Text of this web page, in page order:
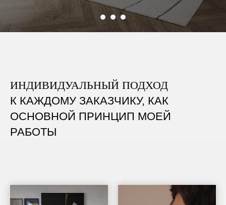
ИНДИВИДУАЛЬНЫЙ ПОДХОД
К КАЖДОМУ ЗАКАЗЧИКУ, КАК
ОСНОВНОЙ ПРИНЦИП МОЕЙ
РАБОТЫ